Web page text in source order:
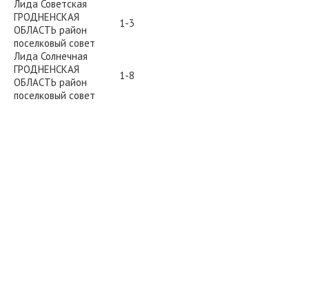
Лида Советская
ГРОДНЕНСКАЯ
ОБЛАСТЬ район
поселковый совет
1-3
Лида Солнечная
ГРОДНЕНСКАЯ
ОБЛАСТЬ район
поселковый совет
1-8